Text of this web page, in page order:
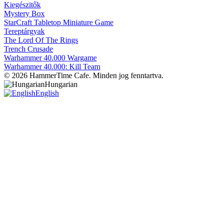
Kiegészitők
Mystery Box
StarCraft Tabletop Miniature Game
Tereptárgyak
The Lord Of The Rings
Trench Crusade
Warhammer 40.000 Wargame
Warhammer 40.000: Kill Team
© 2026 HammerTime Cafe. Minden jog fenntartva.
Hungarian
English